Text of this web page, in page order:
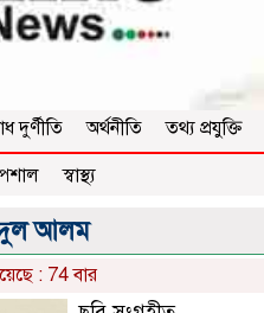
দুর্ণীতি অর্থনীতি
তথ্য প্রযুক্তি
স্বাস্থ্য
আলম
: 74 বার